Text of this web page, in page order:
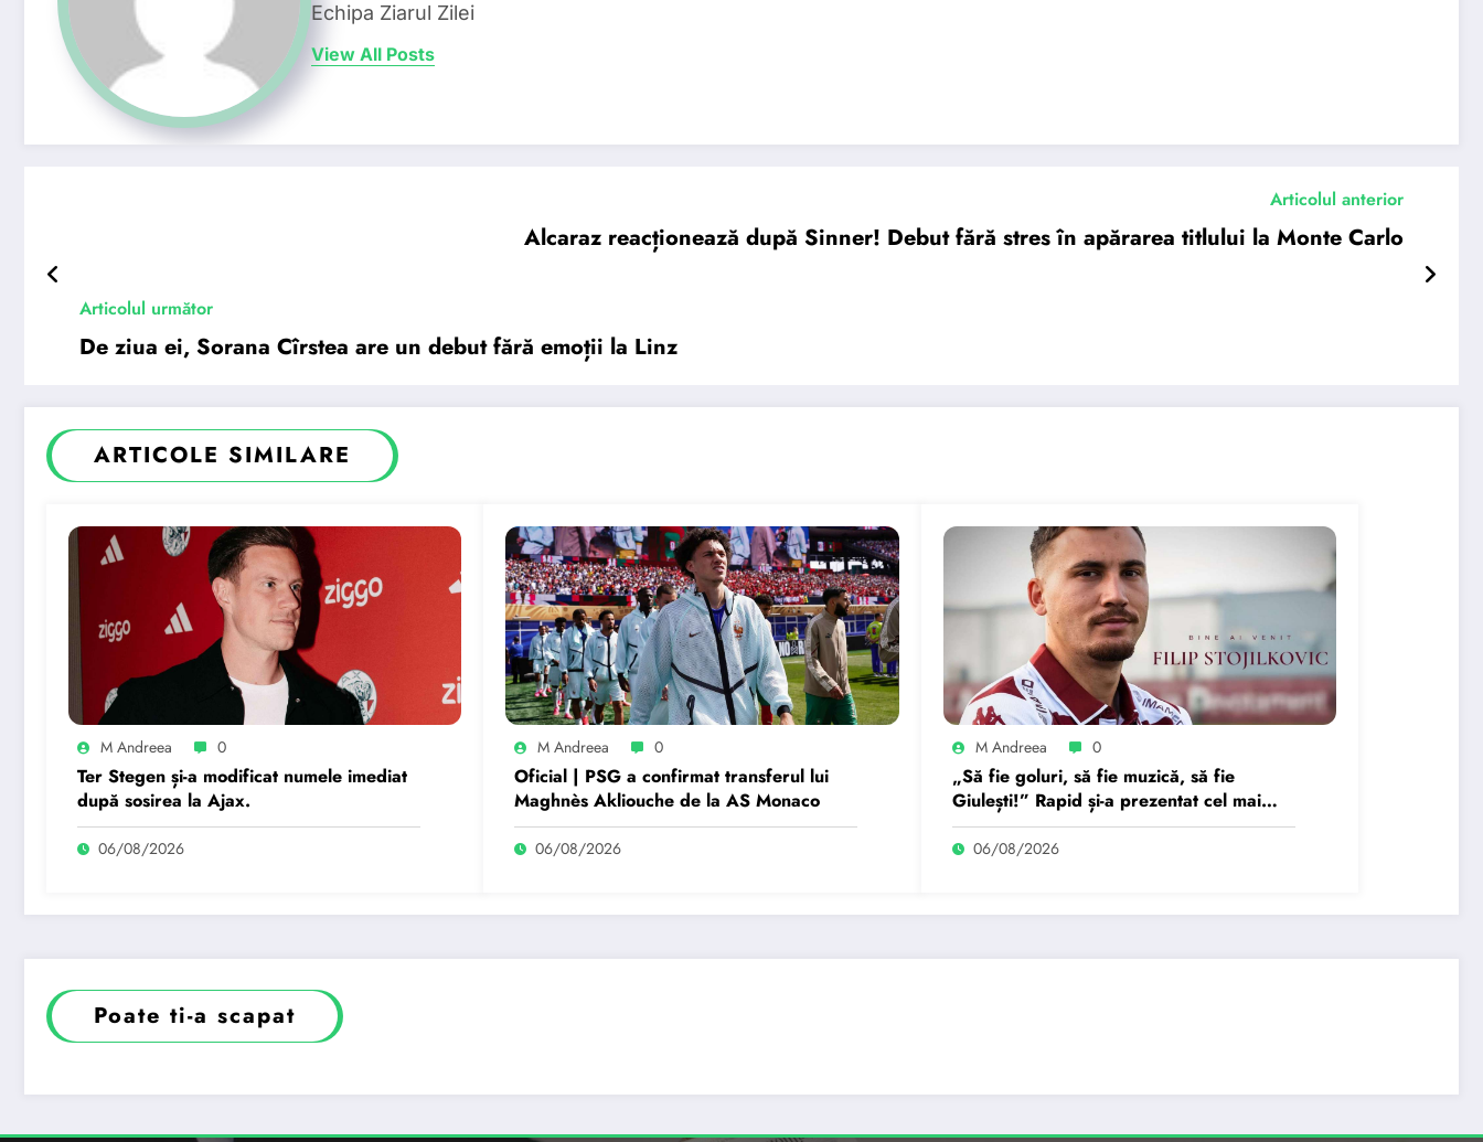
Echipa Ziarul Zilei
View All Posts
Articolul anterior
Alcaraz reacționează după Sinner! Debut fără stres în apărarea titlului la Monte Carlo
Articolul următor
De ziua ei, Sorana Cîrstea are un debut fără emoții la Linz
ARTICOLE SIMILARE
M Andreea 0
Ter Stegen și-a modificat numele imediat
după sosirea la Ajax.
06/08/2026
M Andreea 0
Oficial | PSG a confirmat transferul lui
Maghnès Akliouche de la AS Monaco
06/08/2026
M Andreea 0
„Să fie goluri, să fie muzică, să fie
Giulești!” Rapid și-a prezentat cel mai
recent transfer.
06/08/2026
Poate ti-a scapat